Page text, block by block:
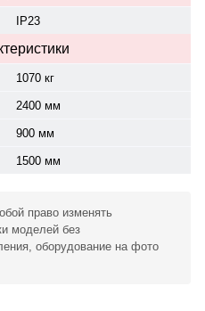
IP23
1070 кг
2400 мм
900 мм
1500 мм
право изменять
моделей без
оборудование на фото